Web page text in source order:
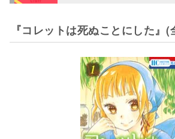
『コレットは死ぬことにした』(